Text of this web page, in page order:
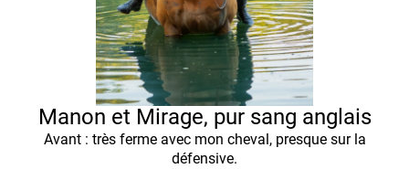
Manon et Mirage, pur sang anglais
Avant : très ferme avec mon cheval, presque sur la
défensive.